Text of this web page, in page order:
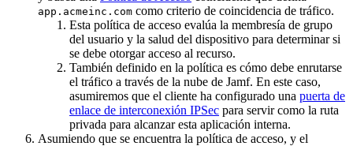
app.acmeinc.com como criterio de coincidencia de tráfico.
Esta política de acceso evalúa la membresía de grupo
del usuario y la salud del dispositivo para determinar si
se debe otorgar acceso al recurso.
También definido en la política es cómo debe enrutarse
el tráfico a través de la nube de Jamf. En este caso,
asumiremos que el cliente ha configurado una puerta de
enlace de interconexión IPSec para servir como la ruta
privada para alcanzar esta aplicación interna.
Asumiendo que se encuentra la política de acceso, y el